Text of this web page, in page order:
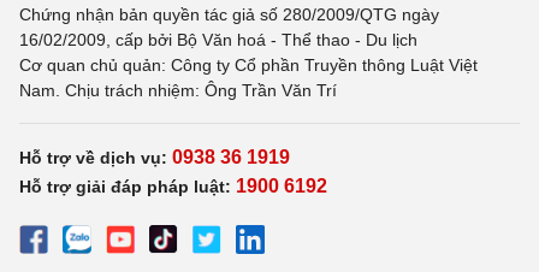
Chứng nhận bản quyền tác giả số 280/2009/QTG ngày
16/02/2009, cấp bởi Bộ Văn hoá - Thể thao - Du lịch
Cơ quan chủ quản: Công ty Cổ phần Truyền thông Luật Việt
Nam. Chịu trách nhiệm: Ông Trần Văn Trí
Hỗ trợ về dịch vụ: 0938 36 1919
Hỗ trợ giải đáp pháp luật: 1900 6192